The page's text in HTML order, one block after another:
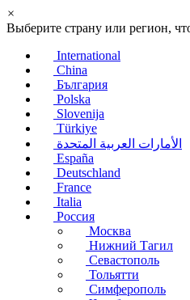
×
Выберите страну или регион,
International
China
България
Polska
Slovenija
Türkiye
الأمارات العربية المتحدة
España
Deutschland
France
Italia
Россия
Москва
Нижний Тагил
Севастополь
Тольятти
Симферополь